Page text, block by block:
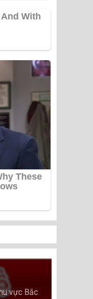
vực Bắc